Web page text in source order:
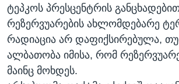
ტეპკოს პრესცენტრის
რეზერვუარების ახლომდებარე
რადიაცია არ დაფიქსირებულა,
ალბათობა იმისა, რომ
მაინც მოხდეს.